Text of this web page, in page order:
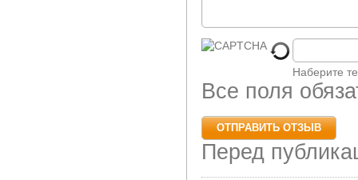
Наберите
Все поля
Перед